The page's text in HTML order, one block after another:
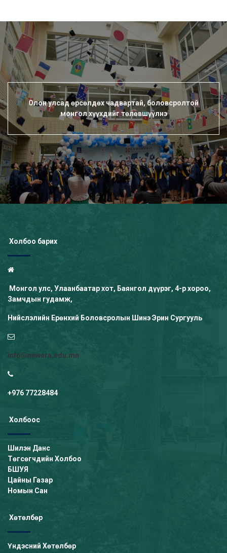
Олон улсад өрсөлдөх чадвартай, боловсролтой
монгол хүүхдийг төлөвшүүлнэ
Холбоо барих
Монгол улс, Улаанбаатар хот, Баянгол дүүрэг, 4-р хороо,
Замчдын гудамж,
Нийслэлийн Ерөнхий Боловсролын Шинэ Эрин Сургууль
info@newera.edu.mn
+976 77228484
Холбоос
Шилэн Данс
Төгсөгчдийн Холбоо
БШУЯ
Цайны Газар
Номын Сан
Хөтөлбөр
Үндэсний Хөтөлбөр